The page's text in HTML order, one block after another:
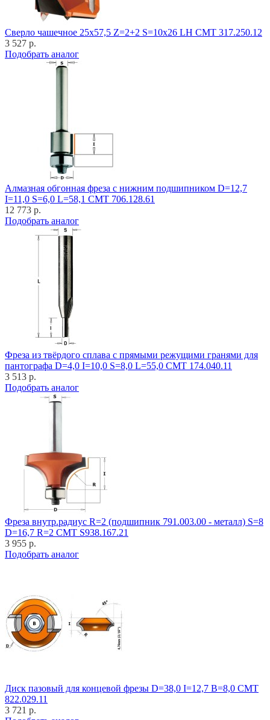
Cверло чашечное 25x57,5 Z=2+2 S=10x26 LH CMT 317.250.12
3 527 р.
Подобрать аналог
Алмазная обгонная фреза с нижним подшипником D=12,7
I=11,0 S=6,0 L=58,1 CMT 706.128.61
12 773 р.
Подобрать аналог
Фреза из твёрдого сплава с прямыми режущими гранями для
пантографа D=4,0 I=10,0 S=8,0 L=55,0 CMT 174.040.11
3 513 р.
Подобрать аналог
Фреза внутр.радиус R=2 (подшипник 791.003.00 - металл) S=8
D=16,7 R=2 CMT S938.167.21
3 955 р.
Подобрать аналог
Диск пазовый для концевой фрезы D=38,0 I=12,7 B=8,0 CMT
822.029.11
3 721 р.